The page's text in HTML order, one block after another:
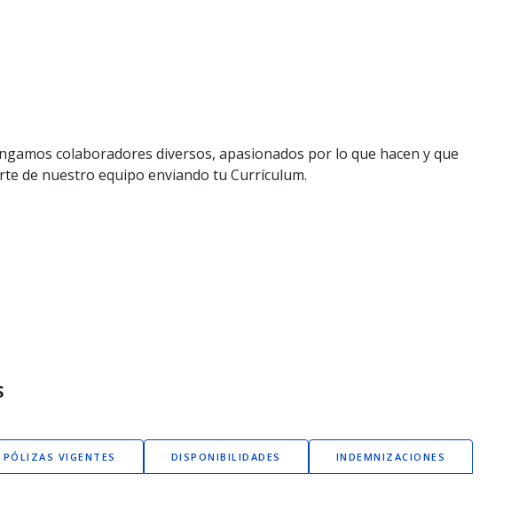
colaboradores diversos, apasionados por lo que hacen y que
de nuestro equipo enviando tu Currículum.
PÓLIZAS VIGENTES DISPONIBILIDADES INDEMNIZACIONES